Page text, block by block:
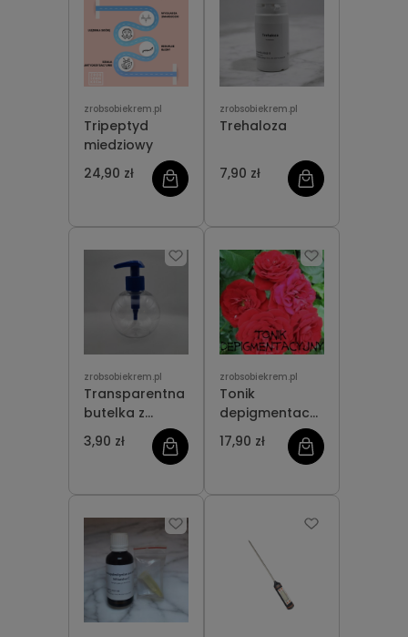
zrobsobiekrem.pl
Tripeptyd
miedziowy
24,90 zł
zrobsobiekrem.pl
Trehaloza
7,90 zł
zrobsobiekrem.pl
Transparentna
butelka z
pompką 300 ml
3,90 zł
zrobsobiekrem.pl
Tonik
depigmentacyjny
50 ml
17,90 zł